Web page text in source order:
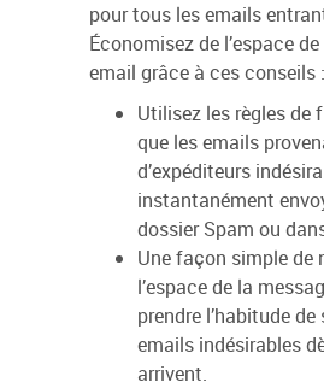
pour tous les emails
Économisez de l’espace
email grâce à ces conseils :
Utilisez les règles de
que les emails
d’expéditeurs
instantanément
dossier Spam ou
Une façon simple de
l’espace de la
prendre l’habitude
emails indésirables
arrivent.